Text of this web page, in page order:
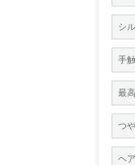
シ
手
最
つ
ヘ